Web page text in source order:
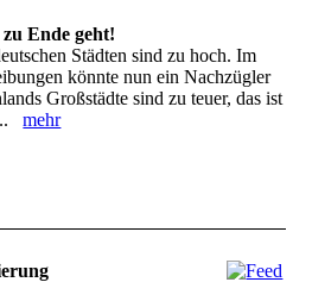
Ende geht!
Städten sind zu hoch. Im
könnte nun ein Nachzügler
Großstädte sind zu teuer, das ist
mehr